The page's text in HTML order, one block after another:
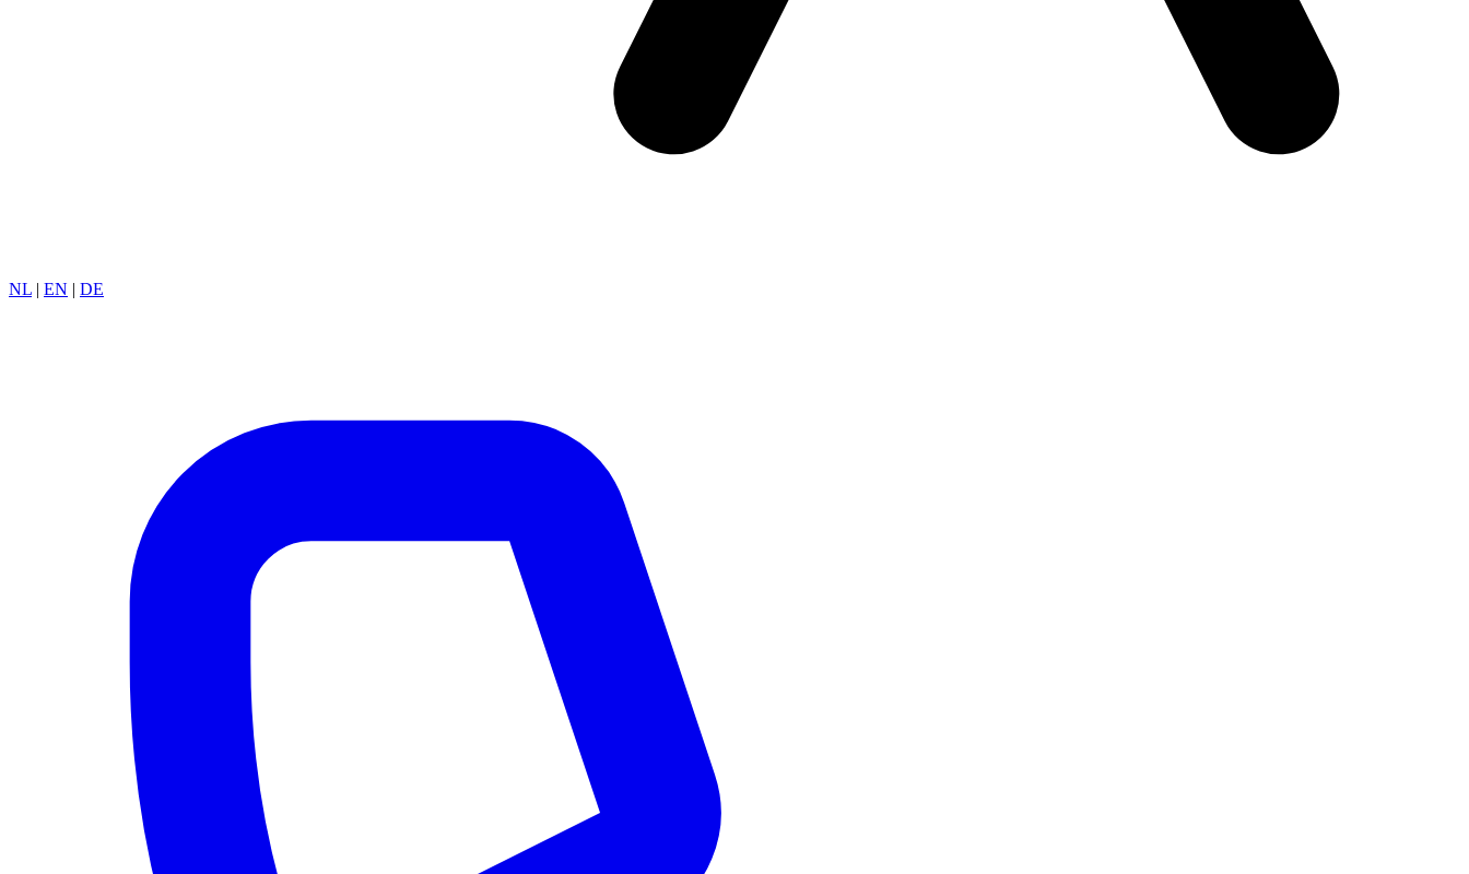
NL | EN | DE